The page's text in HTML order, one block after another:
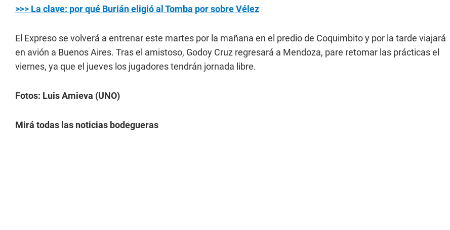
>>> La clave: por qué Burián eligió al Tomba por sobre Vélez
El Expreso se volverá a entrenar este martes por la mañana en el predio de Coquimbito y por la tarde viajará
en avión a Buenos Aires. Tras el amistoso, Godoy Cruz regresará a Mendoza, pare retomar las prácticas el
viernes, ya que el jueves los jugadores tendrán jornada libre.
Fotos: Luis Amieva (UNO)
Mirá todas las noticias bodegueras